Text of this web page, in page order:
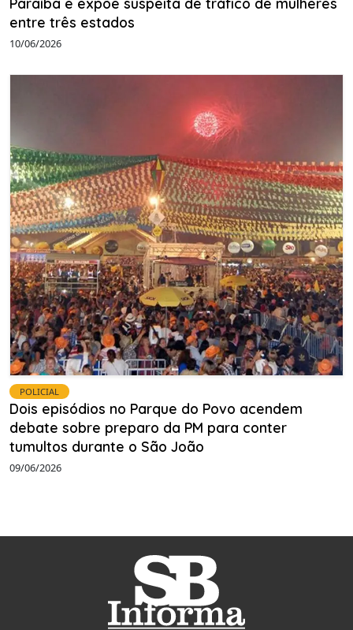
entre três estados
10/06/2026
POLICIAL
Dois episódios no Parque do Povo acendem
debate sobre preparo da PM para conter
tumultos durante o São João
09/06/2026